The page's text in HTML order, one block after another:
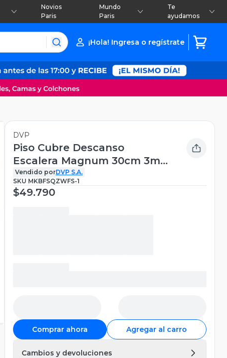
Novios
Paris
Mundo
Paris
Te
ayudamos
¡Hola! Ingresa o regístrate
DVP
Piso Cubre Descanso
Escalera Magnum 30cm 3mts
Negro Dvp
Vendido porDVP S.A.
SKU MKBFSQZWFS-1
$49.790
Comprar ahora Agregar al carro
Cambios y devoluciones